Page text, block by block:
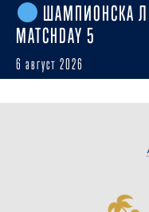
ШАМПИОНСКА
MATCHDAY 5
6 август 2026